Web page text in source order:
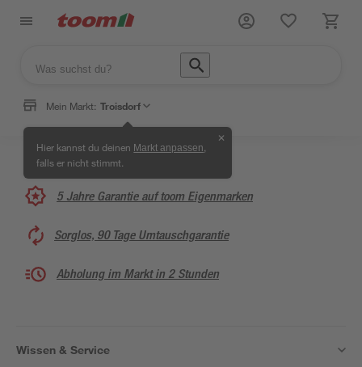
Mein Markt: Troisdorf
Hier kannst du deinen Markt anpassen
falls er nicht stimmt.
✕
5 Jahre Garantie auf toom Eigenmarken
Sorglos, 90 Tage Umtauschgarantie
Abholung im Markt in 2 Stunden
Wissen & Service